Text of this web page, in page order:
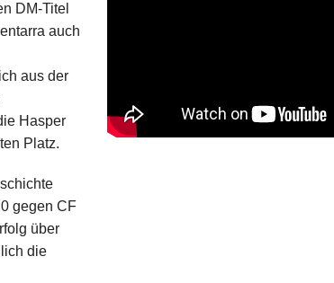
DM-Titel
auch
aus der
Hasper
Platz.
gegen CF
über
die